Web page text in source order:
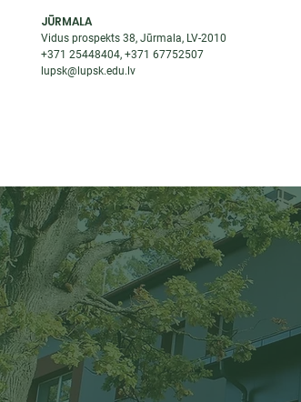
JŪRMALA
Vidus prospekts 38, Jūrmala, LV-2010
+371 25448404, +37167752507
lupsk@lupsk.edu.lv